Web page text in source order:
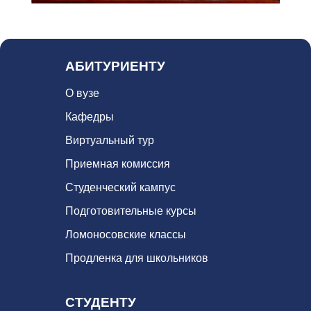
АБИТУРИЕНТУ
О вузе
Кафедры
Виртуальный тур
Приемная комиссия
Студенческий кампус
Подготовительные курсы
Ломоносовские классы
Продленка для школьников
СТУДЕНТУ